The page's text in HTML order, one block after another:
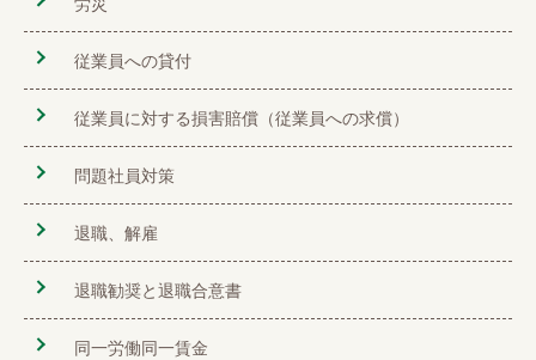
従業員への貸付
従業員に対する損害賠償（従業員への求償）
問題社員対策
退職、解雇
退職勧奨と退職合意書
同一労働同一賃金